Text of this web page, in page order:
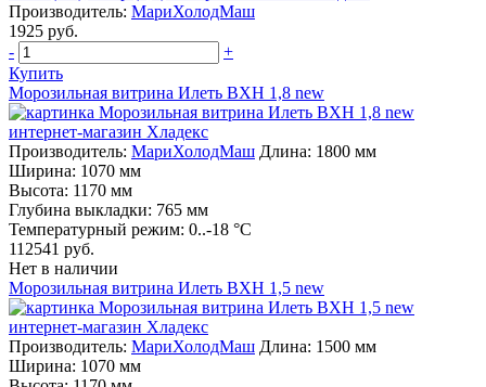
Производитель: МариХолодМаш
1925 руб.
-
+
Купить
Морозильная витрина Илеть ВХН 1,8 new
Производитель: МариХолодМаш Длина: 1800 мм
Ширина: 1070 мм
Высота: 1170 мм
Глубина выкладки: 765 мм
Температурный режим: 0..-18 °C
112541 руб.
Нет в наличии
Морозильная витрина Илеть ВХН 1,5 new
Производитель: МариХолодМаш Длина: 1500 мм
Ширина: 1070 мм